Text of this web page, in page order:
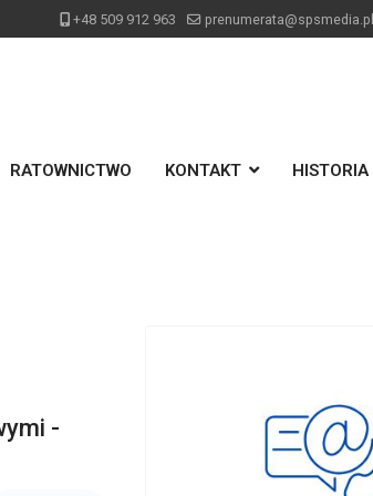
+48 509 912 963 prenumerata@spsmedia.pl
RATOWNICTWO KONTAKT HISTORIA
-